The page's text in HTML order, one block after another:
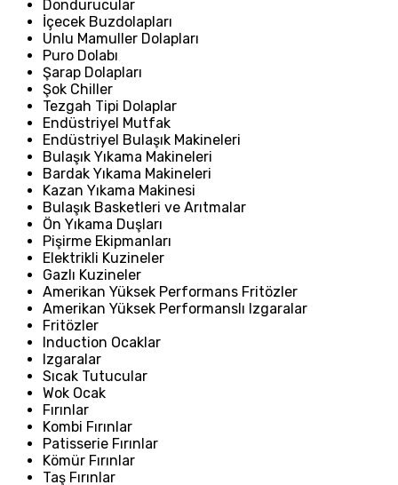
Dondurucular
İçecek Buzdolapları
Unlu Mamuller Dolapları
Puro Dolabı
Şarap Dolapları
Şok Chiller
Tezgah Tipi Dolaplar
Endüstriyel Mutfak
Endüstriyel Bulaşık Makineleri
Bulaşık Yıkama Makineleri
Bardak Yıkama Makineleri
Kazan Yıkama Makinesi
Bulaşık Basketleri ve Arıtmalar
Ön Yıkama Duşları
Pişirme Ekipmanları
Elektrikli Kuzineler
Gazlı Kuzineler
Amerikan Yüksek Performans Fritözler
Amerikan Yüksek Performanslı Izgaralar
Fritözler
Induction Ocaklar
Izgaralar
Sıcak Tutucular
Wok Ocak
Fırınlar
Kombi Fırınlar
Patisserie Fırınlar
Kömür Fırınlar
Taş Fırınlar